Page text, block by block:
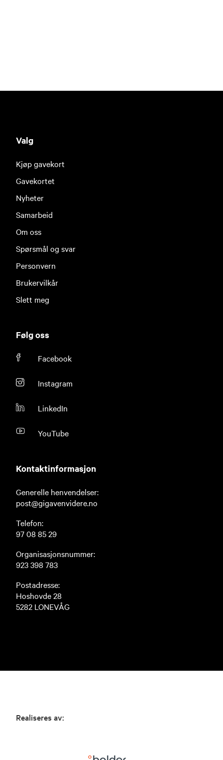
Valg
Kjøp gavekort
Gavekortet
Nyheter
Samarbeid
Om oss
Spørsmål og svar
Personvern
Brukervilkår
Slett meg
Følg oss
Facebook
Instagram
LinkedIn
YouTube
Kontaktinformasjon
Generelle henvendelser:
post@gigavenvidere.no
Telefon:
97 08 85 29
Organisasjonsnummer:
923 398 783
Postadresse:
Hoshovde 28
5282 LONEVÅG
Realiseres av: